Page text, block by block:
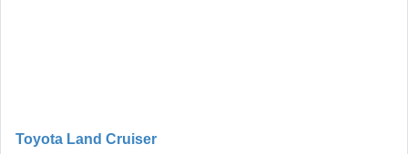
Toyota Land Cruiser